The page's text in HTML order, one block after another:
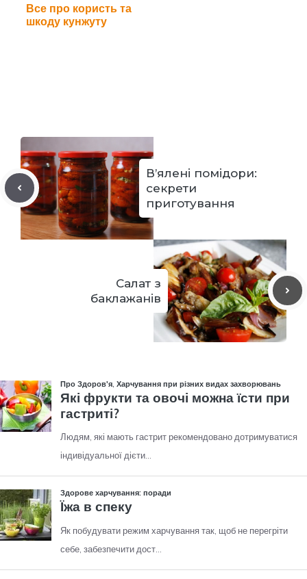
Все про користь та
шкоду кунжуту
В’ялені помідори:
секрети
приготування
Салат з
баклажанів